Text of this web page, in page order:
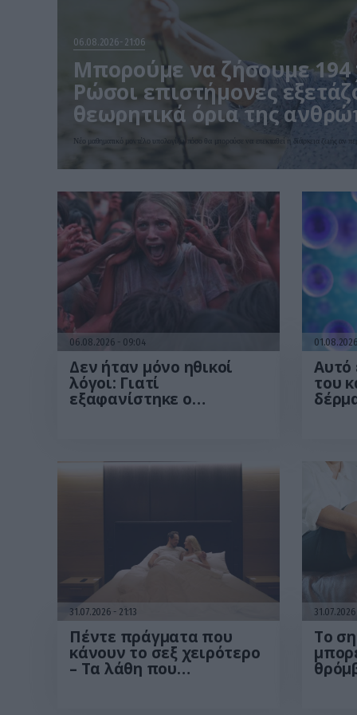
06.08.2026 21:06
Μπορούμε να ζήσουμε 194
Ρώσοι επιστήμονες
θεωρητικά όρια της
Νέο μαθηματικό μοντέλο υπολογίζει πόσο θα μπορούσε να επεκταθεί η διάρκεια ζωής αν
06.08.2026 09:04
Δεν ήταν μόνο ηθικοί
λόγοι: Γιατί
εξαφανίστηκε ο
Αυτό
του
31.07.2026 21:13
Πέντε πράγματα που
κάνουν το σεξ χειρότερο
– Τα λάθη που
31.07.2026
Το